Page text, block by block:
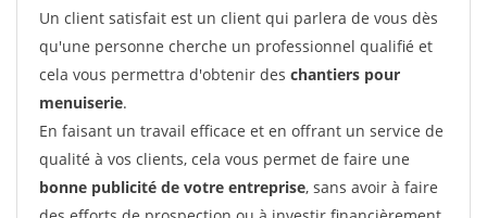
Un client satisfait est un client qui parlera de vous dès
qu'une personne cherche un professionnel qualifié et
cela vous permettra d'obtenir des chantiers pour
menuiserie.
En faisant un travail efficace et en offrant un service de
qualité à vos clients, cela vous permet de faire une
bonne publicité de votre entreprise, sans avoir à faire